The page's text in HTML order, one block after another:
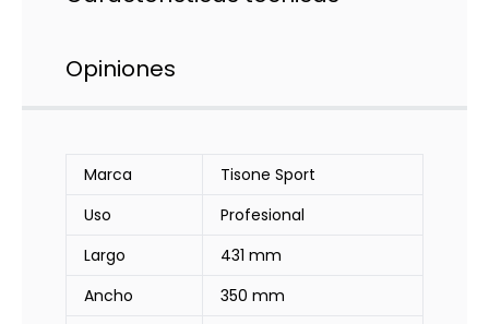
Opiniones
Marca
Tisone Sport
Uso
Profesional
Largo
431 mm
Ancho
350 mm